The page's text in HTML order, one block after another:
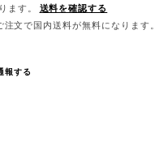
ます。
送料を確認する
文で国内送料が無料になります。
報する